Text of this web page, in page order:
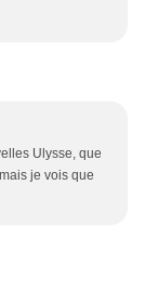
Ulysse, que
je vois que